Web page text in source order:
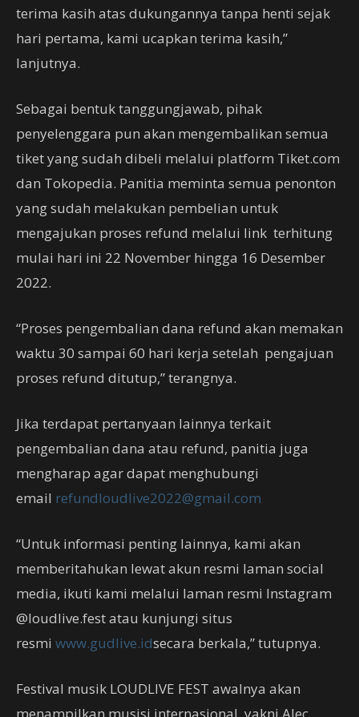
terima kasih atas dukungannya tanpa henti sejak
hari pertama, kami ucapkan terima kasih,”
lanjutnya.
Sebagai bentuk tanggungjawab, pihak
penyelenggara pun akan mengembalikan semua
tiket yang sudah dibeli melalui platform Tiket.com
dan Tokopedia. Panitia meminta semua penonton
yang sudah melakukan pembelian untuk
mengajukan proses refund melalui link terhitung
mulai hari ini 22 November hingga 16 Desember
2022.
“Proses pengembalian dana refund akan memakan
waktu 30 sampai 60 hari kerja setelah pengajuan
proses refund ditutup,” terangnya.
Jika terdapat pertanyaan lainnya terkait
pengembalian dana atau refund, panitia juga
mengharap agar dapat menghubungi
email refundloudlive2022@gmail.com
“Untuk informasi penting lainnya, kami akan
memberitahukan lewat akun resmi laman social
media, ikuti kami melalui laman resmi Instagram
@loudlive.fest atau kunjungi situs
resmi www.gudlive.idsecara berkala,” tutupnya.
Festival musik LOUDLIVE FEST awalnya akan